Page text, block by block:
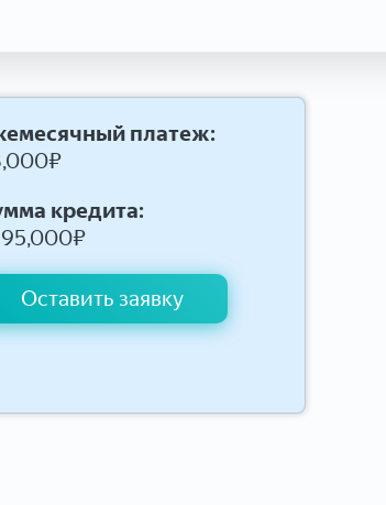
платеж:
₽
кредита:
₽
Оставить заявку